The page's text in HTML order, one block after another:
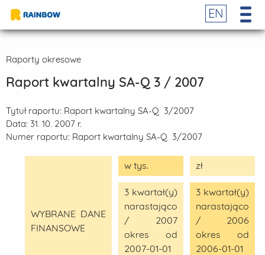
EN
Raporty okresowe
Raport kwartalny SA-Q 3 / 2007
Tytuł raportu: Raport kwartalny SA-Q 3/2007
Data: 31. 10. 2007 r.
Numer raportu: Raport kwartalny SA-Q 3/2007
WYBRANE DANE
FINANSOWE
w tys. zł
3 kwartał(y)
narastająco
/ 2007
okres od
2007-01-01
3 kwartał(y)
narastająco
/ 2006
okres od
2006-01-01